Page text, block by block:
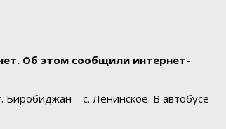
Об этом сообщили интернет-
– с. Ленинское. В автобусе